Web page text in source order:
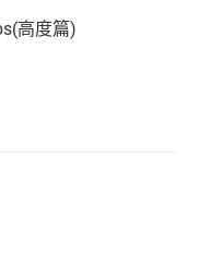
高度篇)